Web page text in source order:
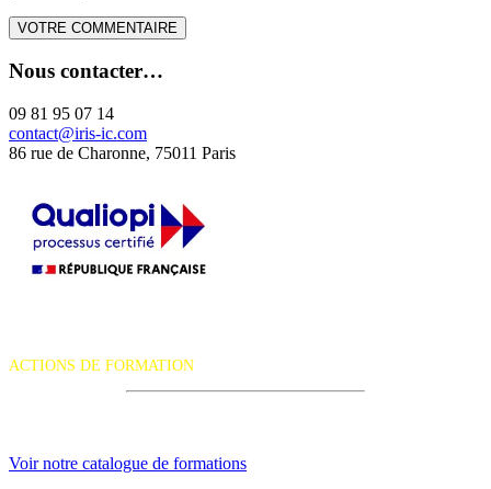
Nous contacter…
09 81 95 07 14
contact@iris-ic.com
86 rue de Charonne, 75011 Paris
ACTIONS DE FORMATION
Voir notre catalogue de formations